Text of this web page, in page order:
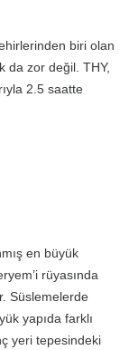
biri olan
da zor değil. THY,
2.5 saatte
en büyük
rüyasında
Süslemelerde
yapıda farklı
yeri tepesindeki